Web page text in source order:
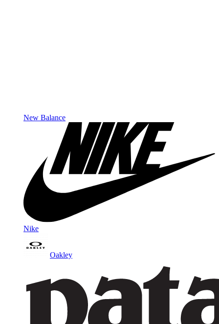
New Balance
Nike
Oakley